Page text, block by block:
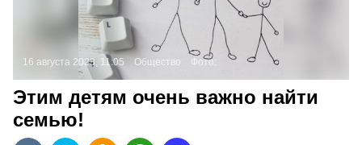
16 августа 2023, 11:05 Общество Фото:
Этим детям очень важно найти
семью!